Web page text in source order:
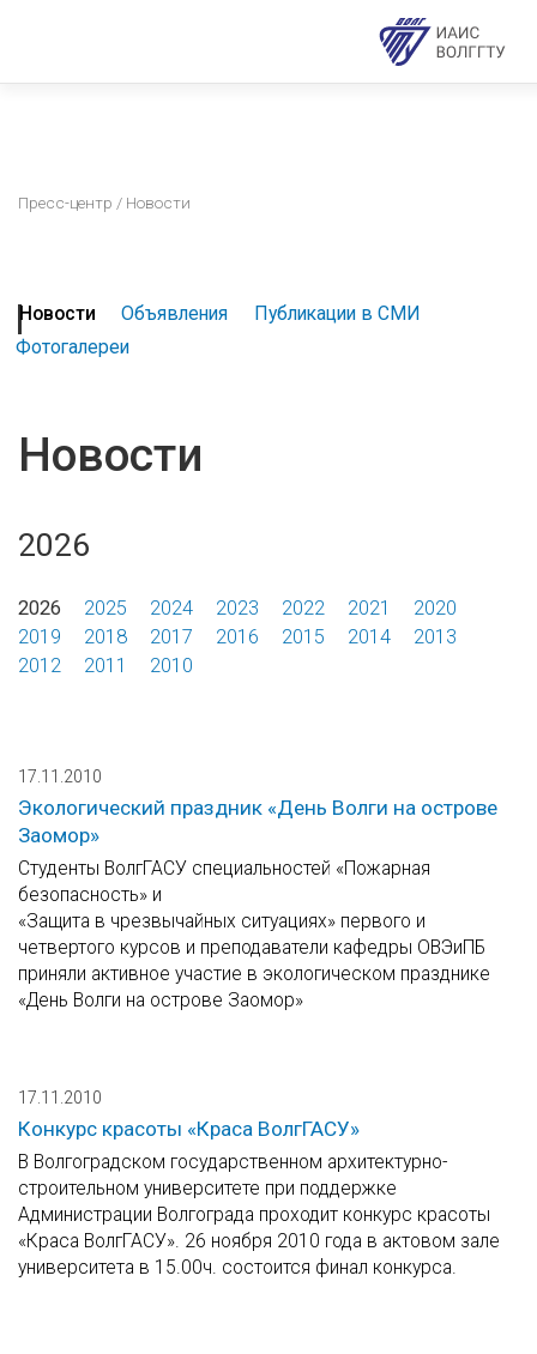
Пресс-центр / Новости
Новости Объявления
Публикации в СМИ
Фотогалереи
Новости
2026
2026 2025 2024 2023 2022 2021
2020
2019
2018 2017 2016 2015 2014
2013
2012
2011 2010
17.11.2010
Экологический праздник «День Волги на острове
Заомор»
Cтуденты ВолгГАСУ специальностей «Пожарная
безопасность» и
«Защита в чрезвычайных ситуациях» первого и
четвертого курсов и преподаватели кафедры ОВЭиПБ
приняли активное участие в экологическом празднике
«День Волги на острове Заомор»
17.11.2010
Конкурс красоты «Краса ВолгГАСУ»
В Волгоградском государственном архитектурно-
строительном университете при поддержке
Администрации Волгограда проходит конкурс красоты
«Краса ВолгГАСУ». 26 ноября 2010 года в актовом зале
университета в 15.00ч. состоится финал конкурса.